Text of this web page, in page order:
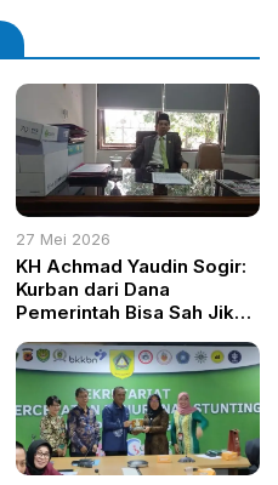
Kebebasan Pers 2025
27 Mei 2026
KH Achmad Yaudin Sogir:
Kurban dari Dana
Pemerintah Bisa Sah Jika